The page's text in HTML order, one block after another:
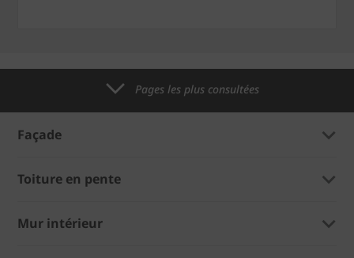
Pages les plus consultées
Façade
Toiture en pente
Mur intérieur